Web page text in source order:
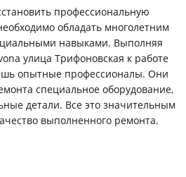
профессиональную
обладать многолетним
навыками. Выполняя
улица Трифоновская к работе
опытные профессионалы. Они
специальное оборудование,
детали. Все это значительным
выполненного ремонта.